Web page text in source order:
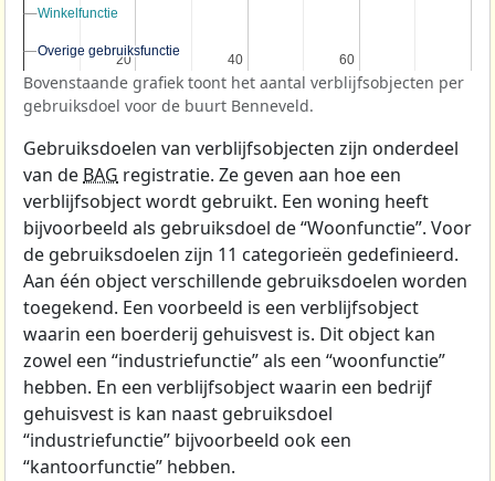
20
20 40
40 60
60
Winkelfunctie
Winkelfunctie
Overige gebruiksfunctie
Overige gebruiksfunctie
Bovenstaande grafiek toont het aantal verblijfsobjecten per
gebruiksdoel voor de buurt Benneveld.
Gebruiksdoelen van verblijfsobjecten zijn onderdeel
van de BAG registratie. Ze geven aan hoe een
verblijfsobject wordt gebruikt. Een woning heeft
bijvoorbeeld als gebruiksdoel de “Woonfunctie”. Voor
de gebruiksdoelen zijn 11 categorieën gedefinieerd.
Aan één object verschillende gebruiksdoelen worden
toegekend. Een voorbeeld is een verblijfsobject
waarin een boerderij gehuisvest is. Dit object kan
zowel een “industriefunctie” als een “woonfunctie”
hebben. En een verblijfsobject waarin een bedrijf
gehuisvest is kan naast gebruiksdoel
“industriefunctie” bijvoorbeeld ook een
“kantoorfunctie” hebben.